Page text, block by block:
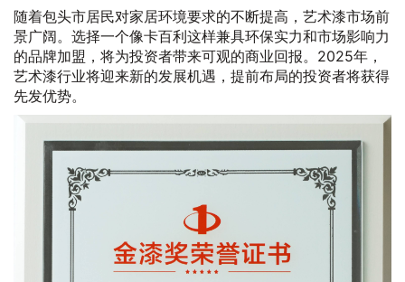
随着包头市居民对家居环境要求的不断提高，艺术漆市场前
景广阔。选择一个像卡百利这样兼具环保实力和市场影响力
的品牌加盟，将为投资者带来可观的商业回报。2025年，
艺术漆行业将迎来新的发展机遇，提前布局的投资者将获得
先发优势。